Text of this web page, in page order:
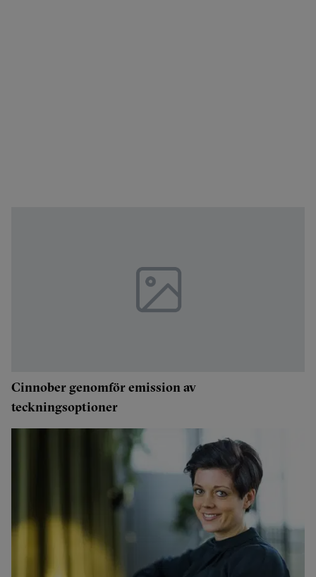
Cinnober genomför emission av
teckningsoptioner